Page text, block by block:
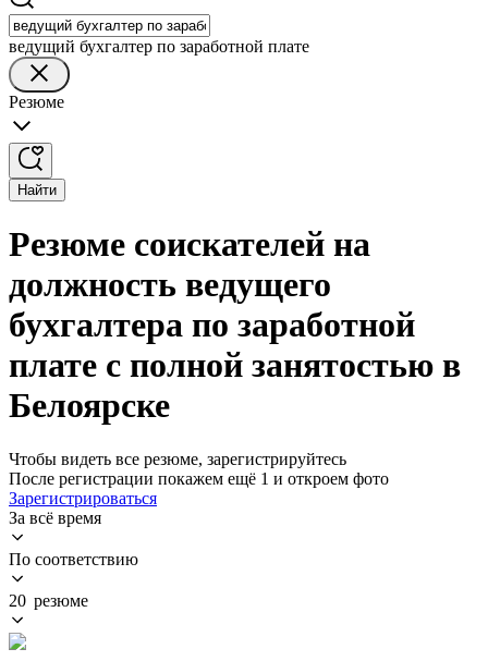
ведущий бухгалтер по заработной плате
Резюме
Найти
Резюме соискателей на
должность ведущего
бухгалтера по заработной
плате с полной занятостью в
Белоярске
Чтобы видеть все резюме, зарегистрируйтесь
После регистрации покажем ещё 1 и откроем фото
Зарегистрироваться
За всё время
По соответствию
20 резюме